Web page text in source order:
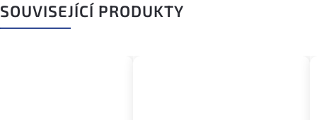
SOUVISEJÍCÍ PRODUKTY